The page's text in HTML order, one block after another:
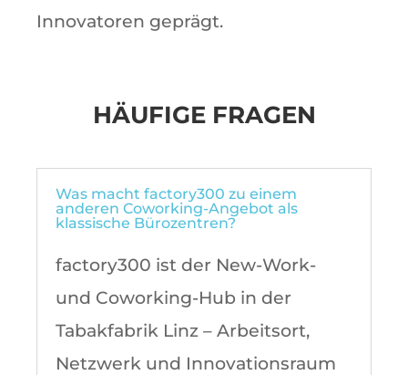
Innovatoren geprägt.
HÄUFIGE FRAGEN
Was macht factory300 zu einem
anderen Coworking-Angebot als
klassische Bürozentren?
factory300 ist der New-Work-
und Coworking-Hub in der
Tabakfabrik Linz – Arbeitsort,
Netzwerk und Innovationsraum